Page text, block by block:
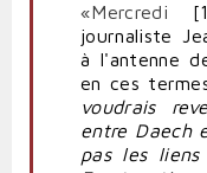
«Mercredi
journaliste
à l'antenne
en ces
voudrais
entre Daech
pas les